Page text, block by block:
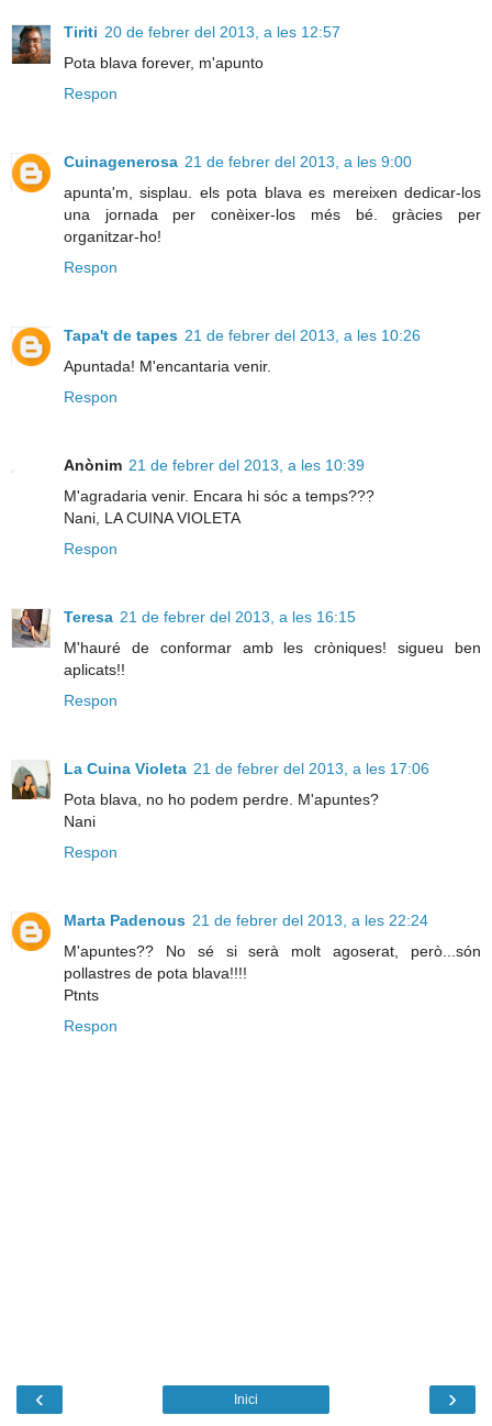
Tiriti 20 de febrer del 2013, a les 12:57
Pota blava forever, m'apunto
Respon
Cuinagenerosa 21 de febrer del 2013, a les 9:00
apunta'm, sisplau. els pota blava es mereixen dedicar-los
una jornada per conèixer-los més bé. gràcies per
organitzar-ho!
Respon
Tapa't de tapes 21 de febrer del 2013, a les 10:26
Apuntada! M'encantaria venir.
Respon
Anònim 21 de febrer del 2013, a les 10:39
M'agradaria venir. Encara hi sóc a temps???
Nani, LA CUINA VIOLETA
Respon
Teresa 21 de febrer del 2013, a les 16:15
M'hauré de conformar amb les cròniques! sigueu ben
aplicats!!
Respon
La Cuina Violeta 21 de febrer del 2013, a les 17:06
Pota blava, no ho podem perdre. M'apuntes?
Nani
Respon
Marta Padenous 21 de febrer del 2013, a les 22:24
M'apuntes?? No sé si serà molt agoserat, però...són
pollastres de pota blava!!!!
Ptnts
Respon
‹ ›
Inici